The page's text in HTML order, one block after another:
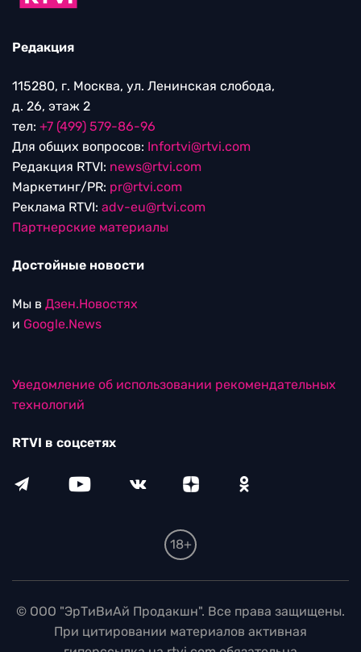
Редакция
115280, г. Москва, ул. Ленинская слобода,
д. 26, этаж 2
тел: +7 (499) 579-86-96
Для общих вопросов: Infortvi@rtvi.com
Редакция RTVI: news@rtvi.com
Маркетинг/PR: pr@rtvi.com
Реклама RTVI: adv-eu@rtvi.com
Партнерские материалы
Достойные новости
Мы в Дзен.Новостях
и Google.News
Уведомление об использовании рекомендательных
технологий
RTVI в соцсетях
18+
© ООО "ЭрТиВиАй Продакшн". Все права защищены.
При цитировании материалов активная